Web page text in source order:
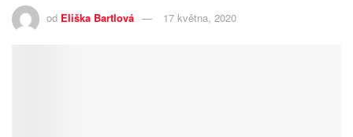
od Eliška Bartlová 17 května, 2020